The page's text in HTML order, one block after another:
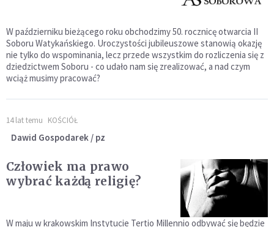
W październiku bieżącego roku obchodzimy 50. rocznicę otwarcia II
Soboru Watykańskiego. Uroczystości jubileuszowe stanowią okazję
nie tylko do wspominania, lecz przede wszystkim do rozliczenia się z
dziedzictwem Soboru - co udało nam się zrealizować, a nad czym
wciąż musimy pracować?
14 lat temu KOŚCIÓŁ
Dawid Gospodarek / pz
Człowiek ma prawo
wybrać każdą religię?
W maju w krakowskim Instytucie Tertio Millennio odbywać się będzie